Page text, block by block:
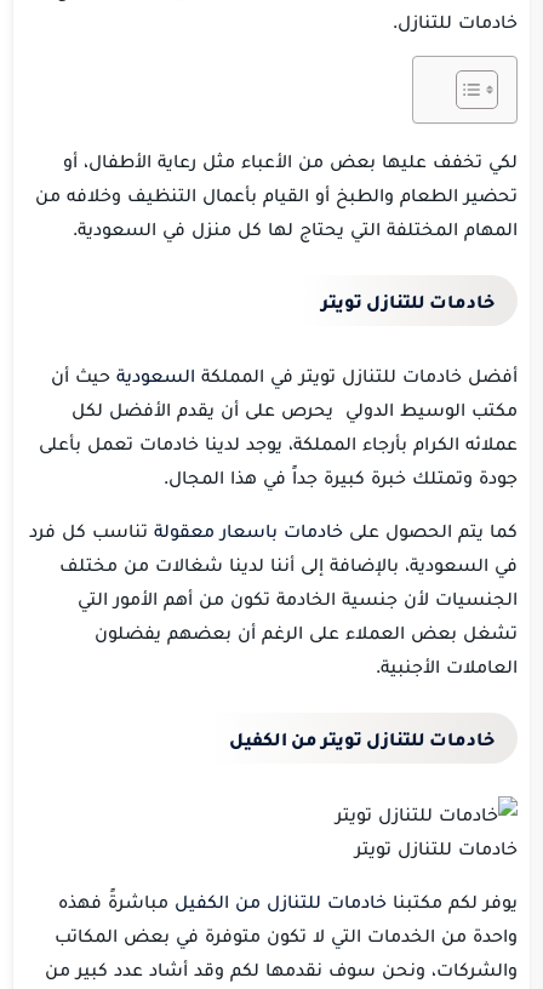
خادمات للتنازل.
لكي تخفف عليها بعض من الأعباء مثل رعاية الأطفال، أو
تحضير الطعام والطبخ أو القيام بأعمال التنظيف وخلافه من
المهام المختلفة التي يحتاج لها كل منزل في السعودية.
خادمات للتنازل تويتر
أفضل خادمات للتنازل تويتر في المملكة السعودية حيث أن
مكتب الوسيط الدولي يحرص على أن يقدم الأفضل لكل
عملائه الكرام بأرجاء المملكة، يوجد لدينا خادمات تعمل بأعلى
جودة وتمتلك خبرة كبيرة جداً في هذا المجال.
كما يتم الحصول على خادمات باسعار معقولة تناسب كل فرد
في السعودية، بالإضافة إلى أننا لدينا شغالات من مختلف
الجنسيات لأن جنسية الخادمة تكون من أهم الأمور التي
تشغل بعض العملاء على الرغم أن بعضهم يفضلون
العاملات الأجنبية.
خادمات للتنازل تويتر من الكفيل
خادمات للتنازل تويتر
يوفر لكم مكتبنا خادمات للتنازل من الكفيل مباشرةً فهذه
واحدة من الخدمات التي لا تكون متوفرة في بعض المكاتب
والشركات، ونحن سوف نقدمها لكم وقد أشاد عدد كبير من